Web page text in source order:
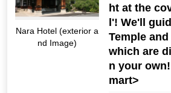
Nara Hotel (exterior a
nd Image)
ht at the
l'! We'll
Temple
which are
n your
mart>